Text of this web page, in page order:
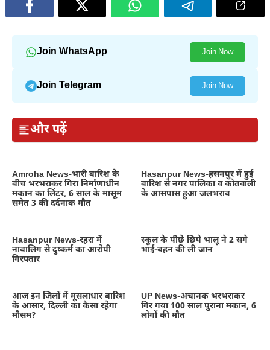
Join WhatsApp Join Now
Join Telegram Join Now
और पढ़ें
Amroha News-भारी बारिश के
बीच भरभराकर गिरा निर्माणाधीन
मकान का लिंटर, 6 साल के मासूम
समेत 3 की दर्दनाक मौत
Hasanpur News-हसनपुर में हुई
बारिश से नगर पालिका व कोतवाली
के आसपास हुआ जलभराव
Hasanpur News-रहरा में
नाबालिग से दुष्कर्म का आरोपी
गिरफ्तार
स्कूल के पीछे छिपे भालू ने 2 सगे
भाई-बहन की ली जान
आज इन जिलों में मूसलाधार बारिश
के आसार, दिल्ली का कैसा रहेगा
मौसम?
UP News-अचानक भरभराकर
गिर गया 100 साल पुराना मकान, 6
लोगों की मौत